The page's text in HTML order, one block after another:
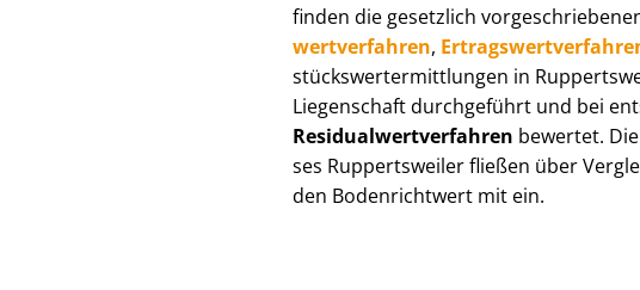
finden die gesetzlich
wert­ver­fah­ren,
stücks­wert­ermitt­lun­gen in
Liegenschaft durchgeführt und bei
Re­si­du­al­wert­ver­fah­ren bewertet.
ses Ruppertsweiler fließen über
den Bodenrichtwert mit ein.